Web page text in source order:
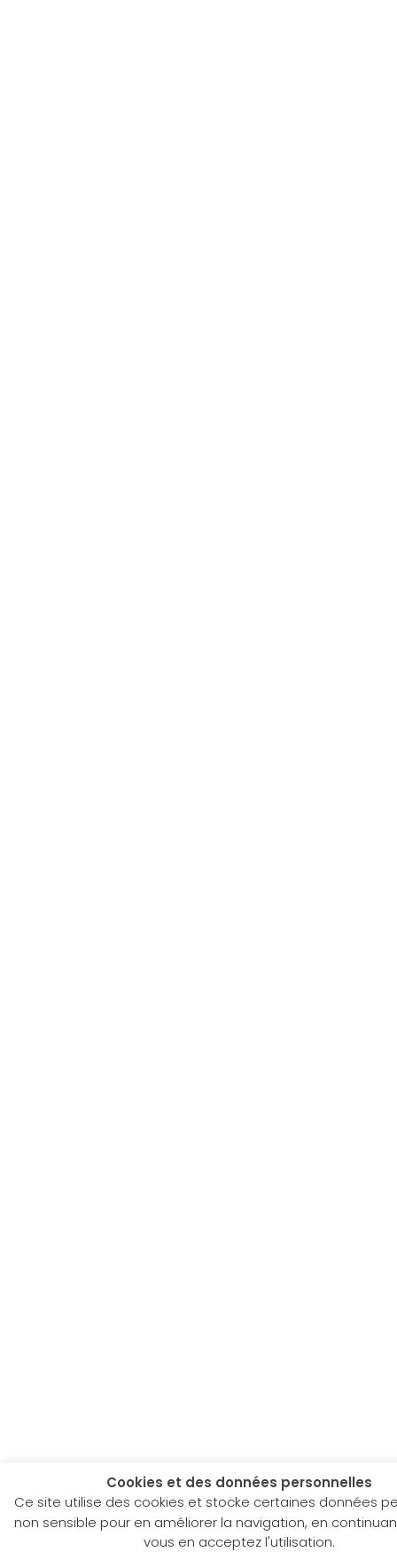
Cookies et des données personnelles
Ce site utilise des cookies et stocke certaines données
non sensible pour en améliorer la navigation, en
vous en acceptez l'utilisation.